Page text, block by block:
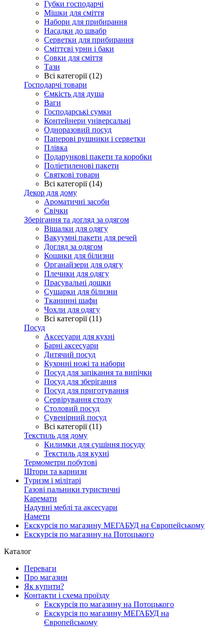
Губки господарчі
Мішки для сміття
Набори для прибирання
Насадки до швабр
Серветки для прибирання
Сміттєві урни і баки
Совки для сміття
Тази
Всі категорії (12)
Господарчі товари
Ємкість для душа
Ваги
Господарські сумки
Контейнери універсальні
Одноразовий посуд
Паперові рушники і серветки
Плівка
Подарункові пакети та коробки
Поліетиленові пакети
Святкові товари
Всі категорії (14)
Декор для дому
Ароматичні засоби
Свічки
Зберігання та догляд за одягом
Вішалки для одягу
Вакуумні пакети для речей
Догляд за одягом
Кошики для білизни
Органайзери для одягу
Плечики для одягу
Прасувальні дошки
Сушарки для білизни
Тканинні шафи
Чохли для одягу
Всі категорії (11)
Посуд
Аксесуари для кухні
Барні аксесуари
Дитячий посуд
Кухонні ножі та набори
Посуд для запікання та випічки
Посуд для зберігання
Посуд для приготування
Сервірування столу
Столовий посуд
Сувенірний посуд
Всі категорії (11)
Текстиль для дому
Килимки для сушіння посуду
Текстиль для кухні
Термометри побутові
Штори та карнизи
Туризм і мілітарі
Газові пальники туристичні
Каремати
Надувні меблі та аксесуари
Намети
Екскурсія по магазину МЕГАБУД на Європейському
Екскурсія по магазину на Потоцького
Каталог
Переваги
Про магазин
Як купити?
Контакти і схема проїзду
Екскурсія по магазину на Потоцького
Екскурсія по магазину МЕГАБУД на
Європейському